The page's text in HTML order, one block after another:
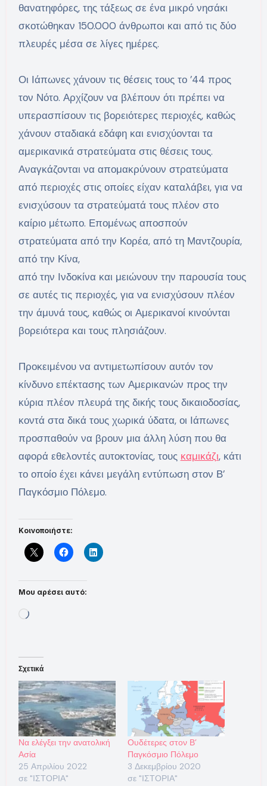
θανατηφόρες, της τάξεως σε ένα μικρό νησάκι
σκοτώθηκαν 150.000 άνθρωποι και από τις δύο
πλευρές μέσα σε λίγες ημέρες.
Οι Ιάπωνες χάνουν τις θέσεις τους το ’44 προς
τον Νότο. Αρχίζουν να βλέπουν ότι πρέπει να
υπερασπίσουν τις βορειότερες περιοχές, καθώς
χάνουν σταδιακά εδάφη και ενισχύονται τα
αμερικανικά στρατεύματα στις θέσεις τους.
Αναγκάζονται να απομακρύνουν στρατεύματα
από περιοχές στις οποίες είχαν καταλάβει, για να
ενισχύσουν τα στρατεύματά τους πλέον στο
καίριο μέτωπο. Επομένως αποσπούν
στρατεύματα από την Κορέα, από τη Μαντζουρία,
από την Κίνα,
από την Ινδοκίνα και μειώνουν την παρουσία τους
σε αυτές τις περιοχές, για να ενισχύσουν πλέον
την άμυνά τους, καθώς οι Αμερικανοί κινούνται
βορειότερα και τους πλησιάζουν.
Προκειμένου να αντιμετωπίσουν αυτόν τον
κίνδυνο επέκτασης των Αμερικανών προς την
κύρια πλέον πλευρά της δικής τους δικαιοδοσίας,
κοντά στα δικά τους χωρικά ύδατα, οι Ιάπωνες
προσπαθούν να βρουν μια άλλη λύση που θα
αφορά εθελοντές αυτοκτονίας, τους καμικάζι, κάτι
το οποίο έχει κάνει μεγάλη εντύπωση στον Β’
Παγκόσμιο Πόλεμο.
Κοινοποιήστε:
Μου αρέσει αυτό:
Loading…
Σχετικά
Να ελέγξει την ανατολική
Ασία
25 Απριλίου 2022
σε "ΙΣΤΟΡΙΑ"
Ουδέτερες στον Β’
Παγκόσμιο Πόλεμο
3 Δεκεμβρίου 2020
σε "ΙΣΤΟΡΙΑ"